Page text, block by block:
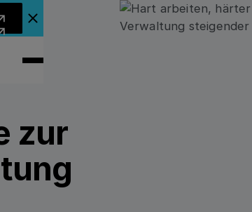
schließen
zur